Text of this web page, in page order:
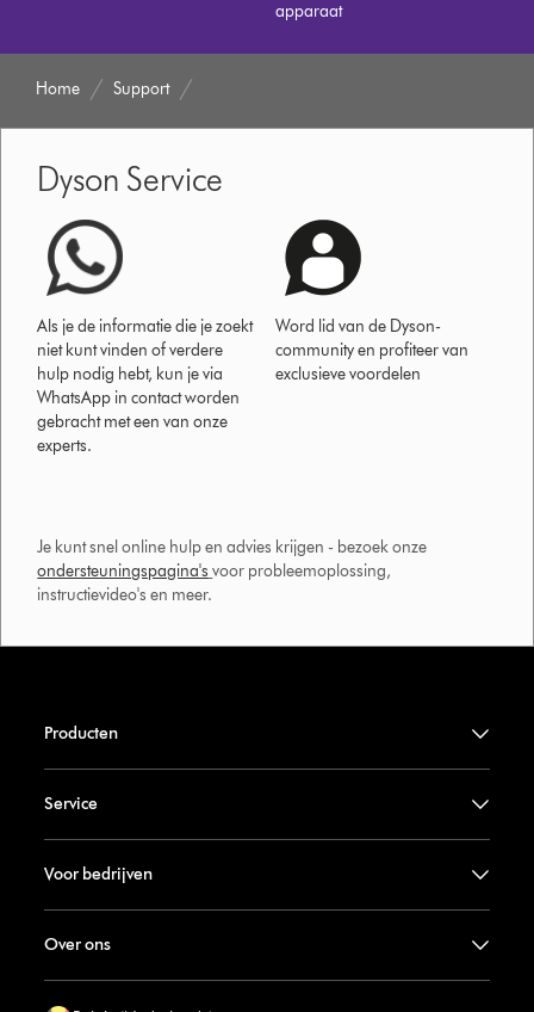
apparaat
Home Support
Dyson Service
Als je de informatie die je zoekt
niet kunt vinden of verdere
hulp nodig hebt, kun je via
WhatsApp in contact worden
gebracht met een van onze
experts.
Word lid van de Dyson-
community en profiteer van
exclusieve voordelen
Je kunt snel online hulp en advies krijgen - bezoek onze
ondersteuningspagina's voor probleemoplossing,
instructievideo's en meer.
Producten
Service
Voor bedrijven
Over ons